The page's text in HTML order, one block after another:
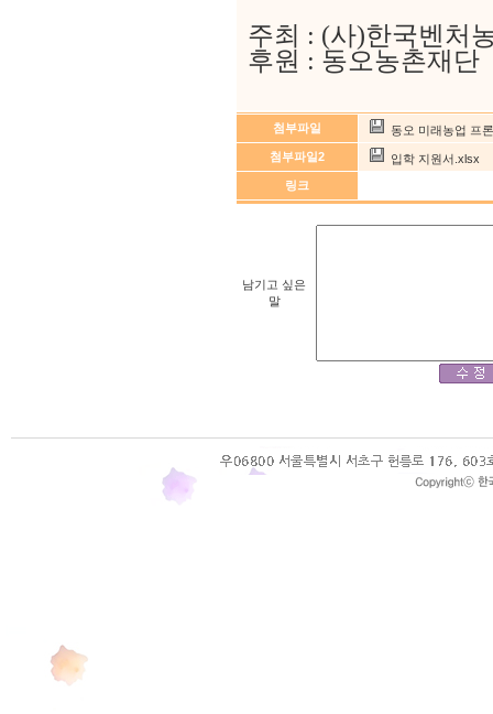
주최 : (사)한국벤처
후원 : 동오농촌재단
첨부파일
동오 미래농업 프
첨부파일2
입학 지원서.xlsx
링크
남기고 싶은
말